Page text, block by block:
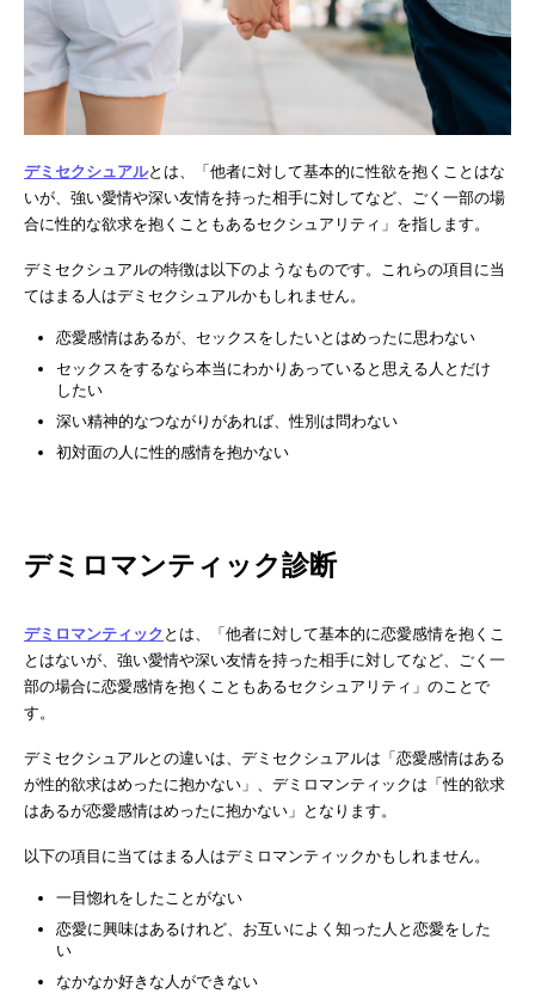
デミセクシュアルとは、「他者に対して基本的に性欲を抱くことはな
いが、強い愛情や深い友情を持った相手に対してなど、ごく一部の場
合に性的な欲求を抱くこともあるセクシュアリティ」を指します。
デミセクシュアルの特徴は以下のようなものです。これらの項目に当
てはまる人はデミセクシュアルかもしれません。
恋愛感情はあるが、セックスをしたいとはめったに思わない
セックスをするなら本当にわかりあっていると思える人とだけ
したい
深い精神的なつながりがあれば、性別は問わない
初対面の人に性的感情を抱かない
デミロマンティック診断
デミロマンティック とは、「他者に対して基本的に恋愛感情を抱くこ
とはないが、強い愛情や深い友情を持った相手に対してなど、ごく一
部の場合に恋愛感情を抱くこともあるセクシュアリティ」のことで
す。
デミセクシュアルとの違いは、デミセクシュアルは「恋愛感情はある
が性的欲求はめったに抱かない」、デミロマンティックは「性的欲求
はあるが恋愛感情はめったに抱かない」となります。
以下の項目に当てはまる人はデミロマンティックかもしれません。
一目惚れをしたことがない
恋愛に興味はあるけれど、お互いによく知った人と恋愛をした
い
なかなか好きな人ができない